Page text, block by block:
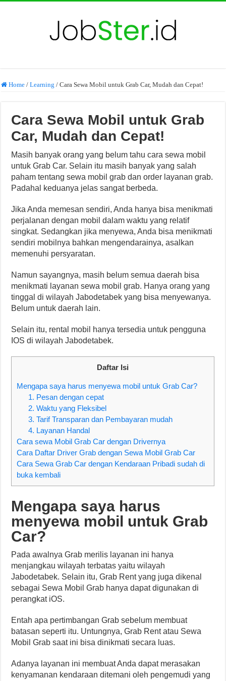
Home / Learning / Cara Sewa Mobil untuk Grab Car, Mudah dan Cepat!
Cara Sewa Mobil untuk Grab
Car, Mudah dan Cepat!
Masih banyak orang yang belum tahu cara sewa mobil
untuk Grab Car. Selain itu masih banyak yang salah
paham tentang sewa mobil grab dan order layanan grab.
Padahal keduanya jelas sangat berbeda.
Jika Anda memesan sendiri, Anda hanya bisa menikmati
perjalanan dengan mobil dalam waktu yang relatif
singkat. Sedangkan jika menyewa, Anda bisa menikmati
sendiri mobilnya bahkan mengendarainya, asalkan
memenuhi persyaratan.
Namun sayangnya, masih belum semua daerah bisa
menikmati layanan sewa mobil grab. Hanya orang yang
tinggal di wilayah Jabodetabek yang bisa menyewanya.
Belum untuk daerah lain.
Selain itu, rental mobil hanya tersedia untuk pengguna
IOS di wilayah Jabodetabek.
Daftar Isi
Mengapa saya harus menyewa mobil untuk Grab Car?
1. Pesan dengan cepat
2. Waktu yang Fleksibel
3. Tarif Transparan dan Pembayaran mudah
4. Layanan Handal
Cara sewa Mobil Grab Car dengan Drivernya
Cara Daftar Driver Grab dengan Sewa Mobil Grab Car
Cara Sewa Grab Car dengan Kendaraan Pribadi sudah di
buka kembali
Mengapa saya harus
menyewa mobil untuk Grab
Car?
Pada awalnya Grab merilis layanan ini hanya
menjangkau wilayah terbatas yaitu wilayah
Jabodetabek. Selain itu, Grab Rent yang juga dikenal
sebagai Sewa Mobil Grab hanya dapat digunakan di
perangkat iOS.
Entah apa pertimbangan Grab sebelum membuat
batasan seperti itu. Untungnya, Grab Rent atau Sewa
Mobil Grab saat ini bisa dinikmati secara luas.
Adanya layanan ini membuat Anda dapat merasakan
kenyamanan kendaraan ditemani oleh pengemudi yang